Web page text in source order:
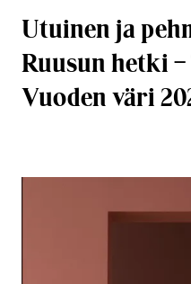
Utuinen ja
Ruusun hetki
Vuoden väri